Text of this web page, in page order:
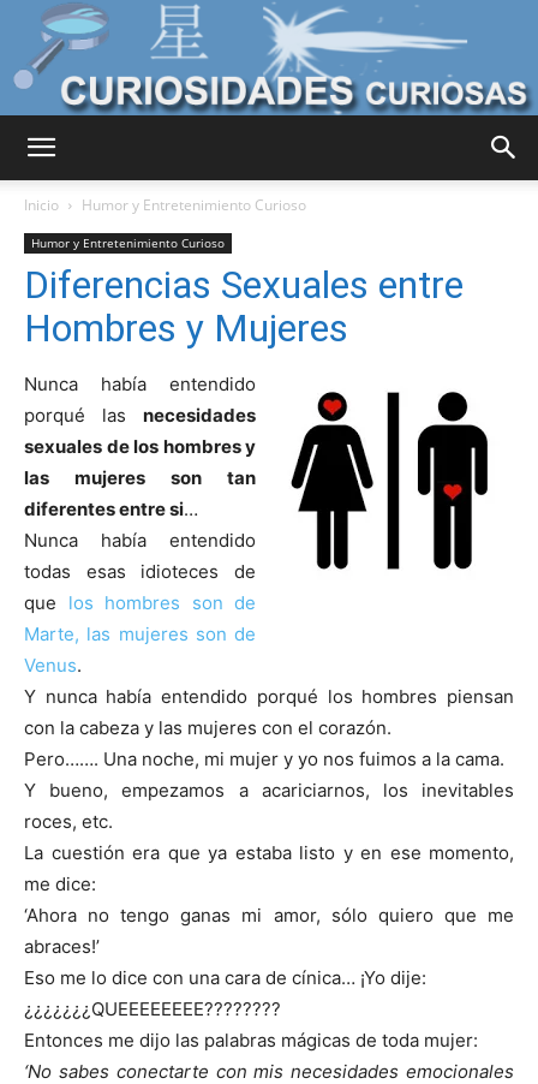
Curiosas
Mundo
Inicio Humor y Entretenimiento Curioso
Humor y Entretenimiento Curioso
Diferencias Sexuales entre
Hombres y Mujeres
Nunca había entendido
porqué las necesidades
sexuales de los hombres y
las mujeres son tan
diferentes entre si…
Nunca había entendido
todas esas idioteces de
que los hombres son de
Marte, las mujeres son de
Venus.
Y nunca había entendido porqué los hombres piensan
con la cabeza y las mujeres con el corazón.
Pero……. Una noche, mi mujer y yo nos fuimos a la cama.
Y bueno, empezamos a acariciarnos, los inevitables
roces, etc.
La cuestión era que ya estaba listo y en ese momento,
me dice:
‘Ahora no tengo ganas mi amor, sólo quiero que me
abraces!’
Eso me lo dice con una cara de cínica… ¡Yo dije:
¿¿¿¿¿¿¿QUEEEEEEEE????????
Entonces me dijo las palabras mágicas de toda mujer:
‘No sabes conectarte con mis necesidades emocionales